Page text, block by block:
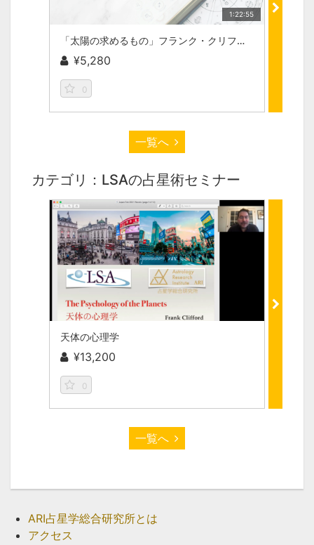
1:22:55
「太陽の求めるもの」フランク・クリフォード動画セミナーvol.01
¥5,280
0
一覧へ
カテゴリ：LSAの占星術セミナー
天体の心理学
¥13,200
0
一覧へ
ARI占星学総合研究所とは
アクセス